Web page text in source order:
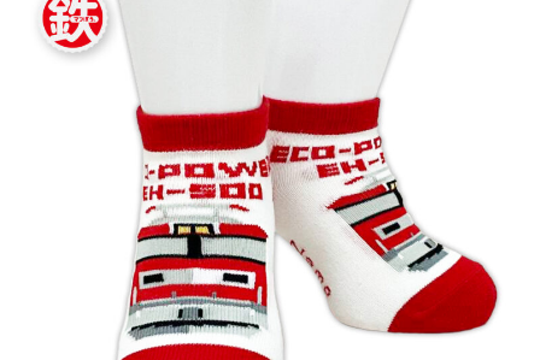
帽子など
キャップ帽子
新幹線シリーズ
貨物シリーズ
チャギントンシリーズ
アドバンスシリーズ
冬の帽子